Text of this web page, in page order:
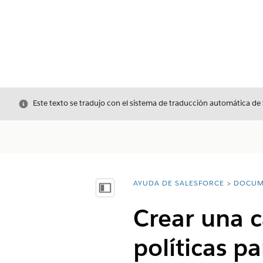
Cerrar
Este texto se tradujo con el sistema de traducción automática de
Mostrar índice de materias
Usted está aquí:
AYUDA DE SALESFORCE
Crear una
políticas